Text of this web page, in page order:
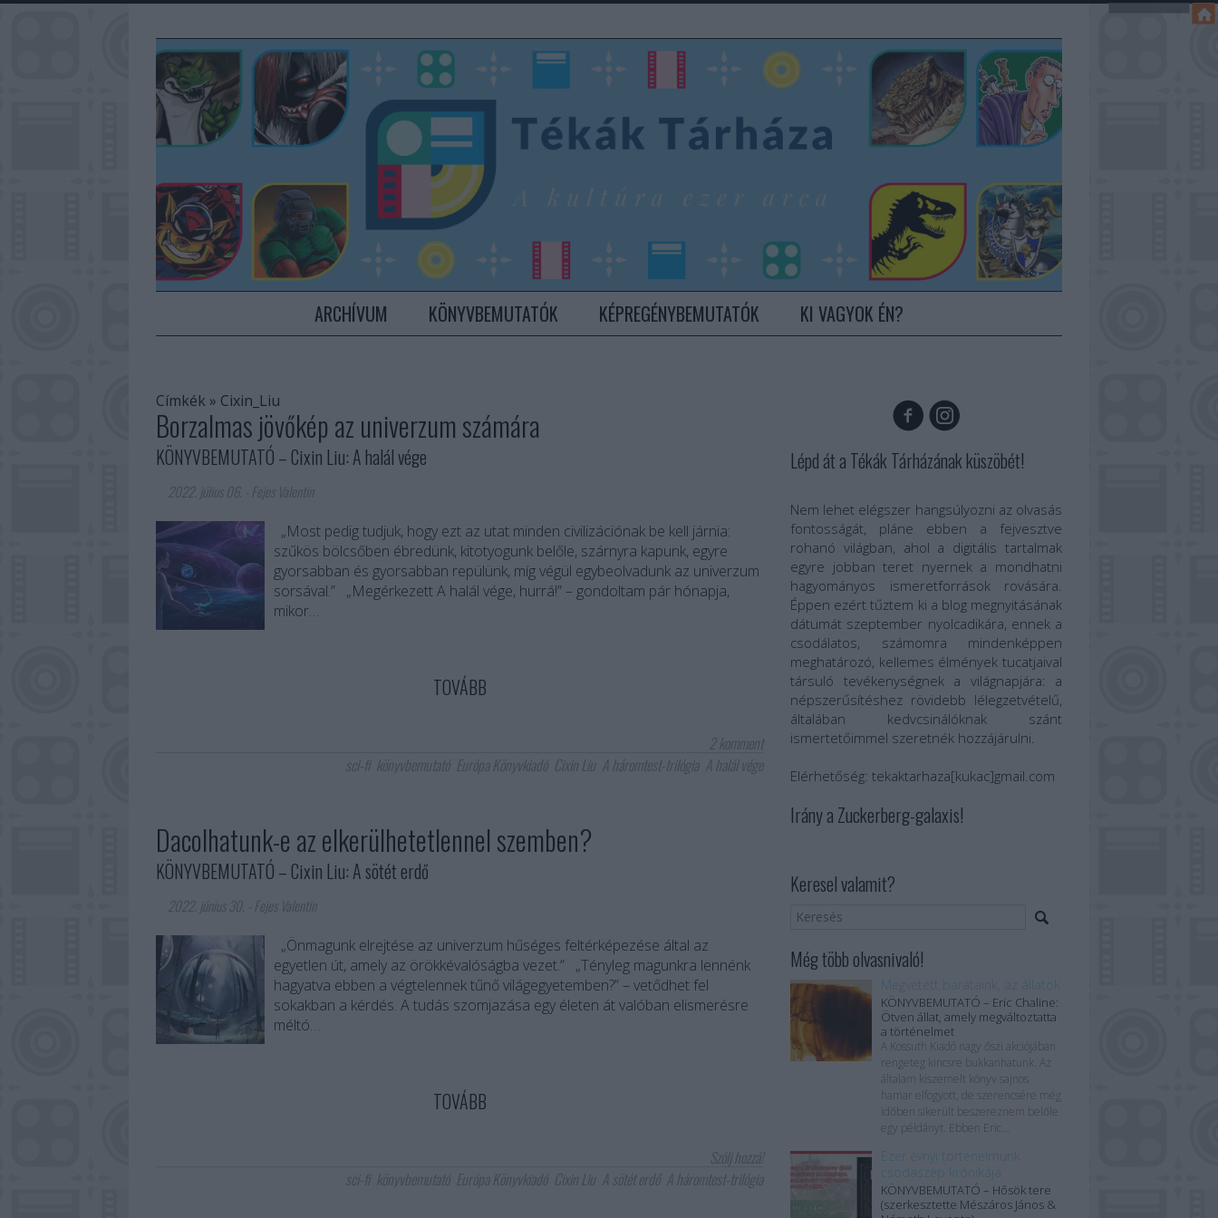
ARCHÍVUM KÖNYVBEMUTATÓK KÉPREGÉNYBEMUTATÓK KI VAGYOK ÉN?
Címkék » Cixin_Liu
Borzalmas jövőkép az univerzum számára
KÖNYVBEMUTATÓ – Cixin Liu: A halál vége
2022. július 06. Fejes Valentin
„Most pedig tudjuk, hogy ezt az utat minden civilizációnak be kell járnia:
szűkös bölcsőben ébredünk, kitotyogunk belőle, szárnyra kapunk, egyre
gyorsabban és gyorsabban repülünk, míg végül egybeolvadunk az univerzum
sorsával.” „Megérkezett A halál vége, hurrá!” – gondoltam pár hónapja,
mikor…
TOVÁBB
2komment
sci-fi könyvbemutató Európa Könyvkiadó Cixin Liu A háromtest-trilógia A halál vége
Dacolhatunk-e az elkerülhetetlennel szemben?
KÖNYVBEMUTATÓ – Cixin Liu: A sötét erdő
2022. június 30.
Fejes Valentin
„Önmagunk elrejtése az univerzum hűséges feltérképezése által az
egyetlen út, amely az örökkévalóságba vezet.” „Tényleg magunkra lennénk
hagyatva ebben a végtelennek tűnő világegyetemben?” – vetődhet fel
sokakban a kérdés. A tudás szomjazása egy életen át valóban elismerésre
méltó…
TOVÁBB
Szólj hozzá!
sci-fi könyvbemutató Európa Könyvkiadó Cixin Liu A sötét erdő A háromtest-trilógia
Lépd át a Tékák Tárházának küszöbét!
Nem lehet elégszer hangsúlyozni az olvasás
fontosságát, pláne ebben a fejvesztve
rohanó világban, ahol a digitális tartalmak
egyre jobban teret nyernek a mondhatni
hagyományos ismeretforrások rovására.
Éppen ezért tűztem ki a blog megnyitásának
dátumát szeptember nyolcadikára, ennek a
csodálatos, számomra mindenképpen
meghatározó, kellemes élmények tucatjaival
társuló tevékenységnek a világnapjára: a
népszerűsítéshez rövidebb lélegzetvételű,
általában kedvcsinálóknak szánt
ismertetőimmel szeretnék hozzájárulni.
Elérhetőség: tekaktarhaza[kukac]gmail.com
Irány a Zuckerberg-galaxis!
Keresel valamit?
Még több olvasnivaló!
Megvetett barátaink, az állatok
KÖNYVBEMUTATÓ – Eric Chaline:
Ötven állat, amely megváltoztatta
a történelmet
A Kossuth Kiadó nagy őszi akciójában
rengeteg kincsre bukkanhatunk. Az
általam kiszemelt könyv sajnos
hamar elfogyott, de szerencsére még
időben sikerült beszereznem belőle
egy példányt. Ebben Eric...
Ezer évnyi történelmünk
csodaszép krónikája
KÖNYVBEMUTATÓ – Hősök tere
(szerkesztette Mészáros János &